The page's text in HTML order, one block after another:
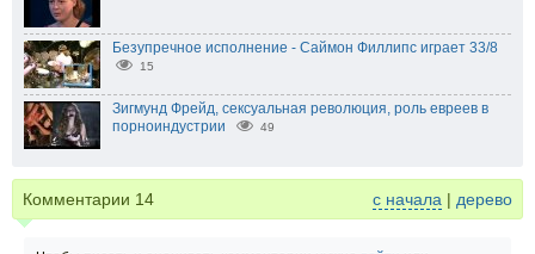
Безупречное исполнение - Саймон Филлипс играет 33/8
15
Зигмунд Фрейд, сексуальная революция, роль евреев в
порноиндустрии
49
Комментарии 14 с начала | дерево